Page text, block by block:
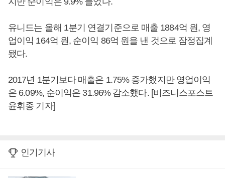
유니드는 올해 1분기 연결기준으로 매출 1884억 원, 영
업이익 164억 원, 순이익 86억 원을 낸 것으로 잠정집계
됐다.
2017년 1분기보다 매출은 1.75% 증가했지만 영업이익
은 6.09%, 순이익은 31.96% 감소했다. [비즈니스포스트
윤휘종 기자]
인기기사